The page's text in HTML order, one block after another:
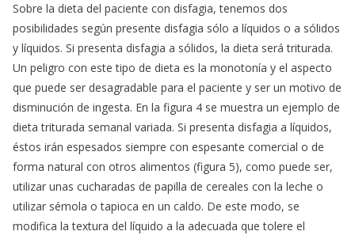
Sobre la dieta del paciente con disfagia, tenemos dos
posibilidades según presente disfagia sólo a líquidos o a sólidos
y líquidos. Si presenta disfagia a sólidos, la dieta será triturada.
Un peligro con este tipo de dieta es la monotonía y el aspecto
que puede ser desagradable para el paciente y ser un motivo de
disminución de ingesta. En la figura 4 se muestra un ejemplo de
dieta triturada semanal variada. Si presenta disfagia a líquidos,
éstos irán espesados siempre con espesante comercial o de
forma natural con otros alimentos (figura 5), como puede ser,
utilizar unas cucharadas de papilla de cereales con la leche o
utilizar sémola o tapioca en un caldo. De este modo, se
modifica la textura del líquido a la adecuada que tolere el